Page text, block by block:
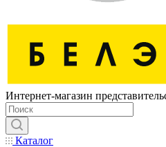
Интернет-магазин
Каталог